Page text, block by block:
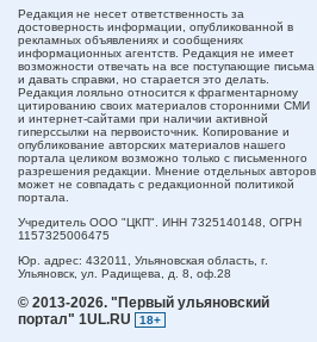
Редакция не несет ответственность за
достоверность информации, опубликованной в
рекламных объявлениях и сообщениях
информационных агентств. Редакция не имеет
возможности отвечать на все поступающие письма
и давать справки, но старается это делать.
Редакция лояльно относится к фрагментарному
цитированию своих материалов сторонними СМИ
и интернет-сайтами при наличии активной
гиперссылки на первоисточник. Копирование и
опубликование авторских материалов нашего
портала целиком возможно только с письменного
разрешения редакции. Мнение отдельных авторов
может не совпадать с редакционной политикой
портала.
Учредитель ООО "ЦКП". ИНН 7325140148, ОГРН
1157325006475
Юр. адрес: 432011, Ульяновская область, г.
Ульяновск, ул. Радищева, д. 8, оф.28
© 2013-2026. "Первый ульяновский
портал" 1UL.RU
18+